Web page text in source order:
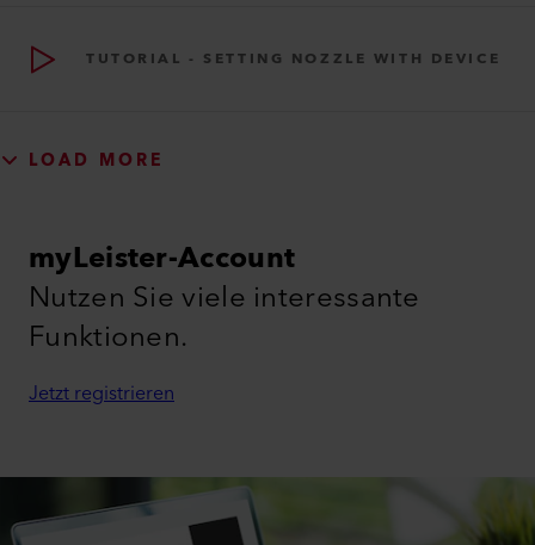
TUTORIAL - SETTING NOZZLE WITH DEVICE
LOAD MORE
myLeister-Account
Nutzen Sie viele interessante
Funktionen.
Jetzt registrieren